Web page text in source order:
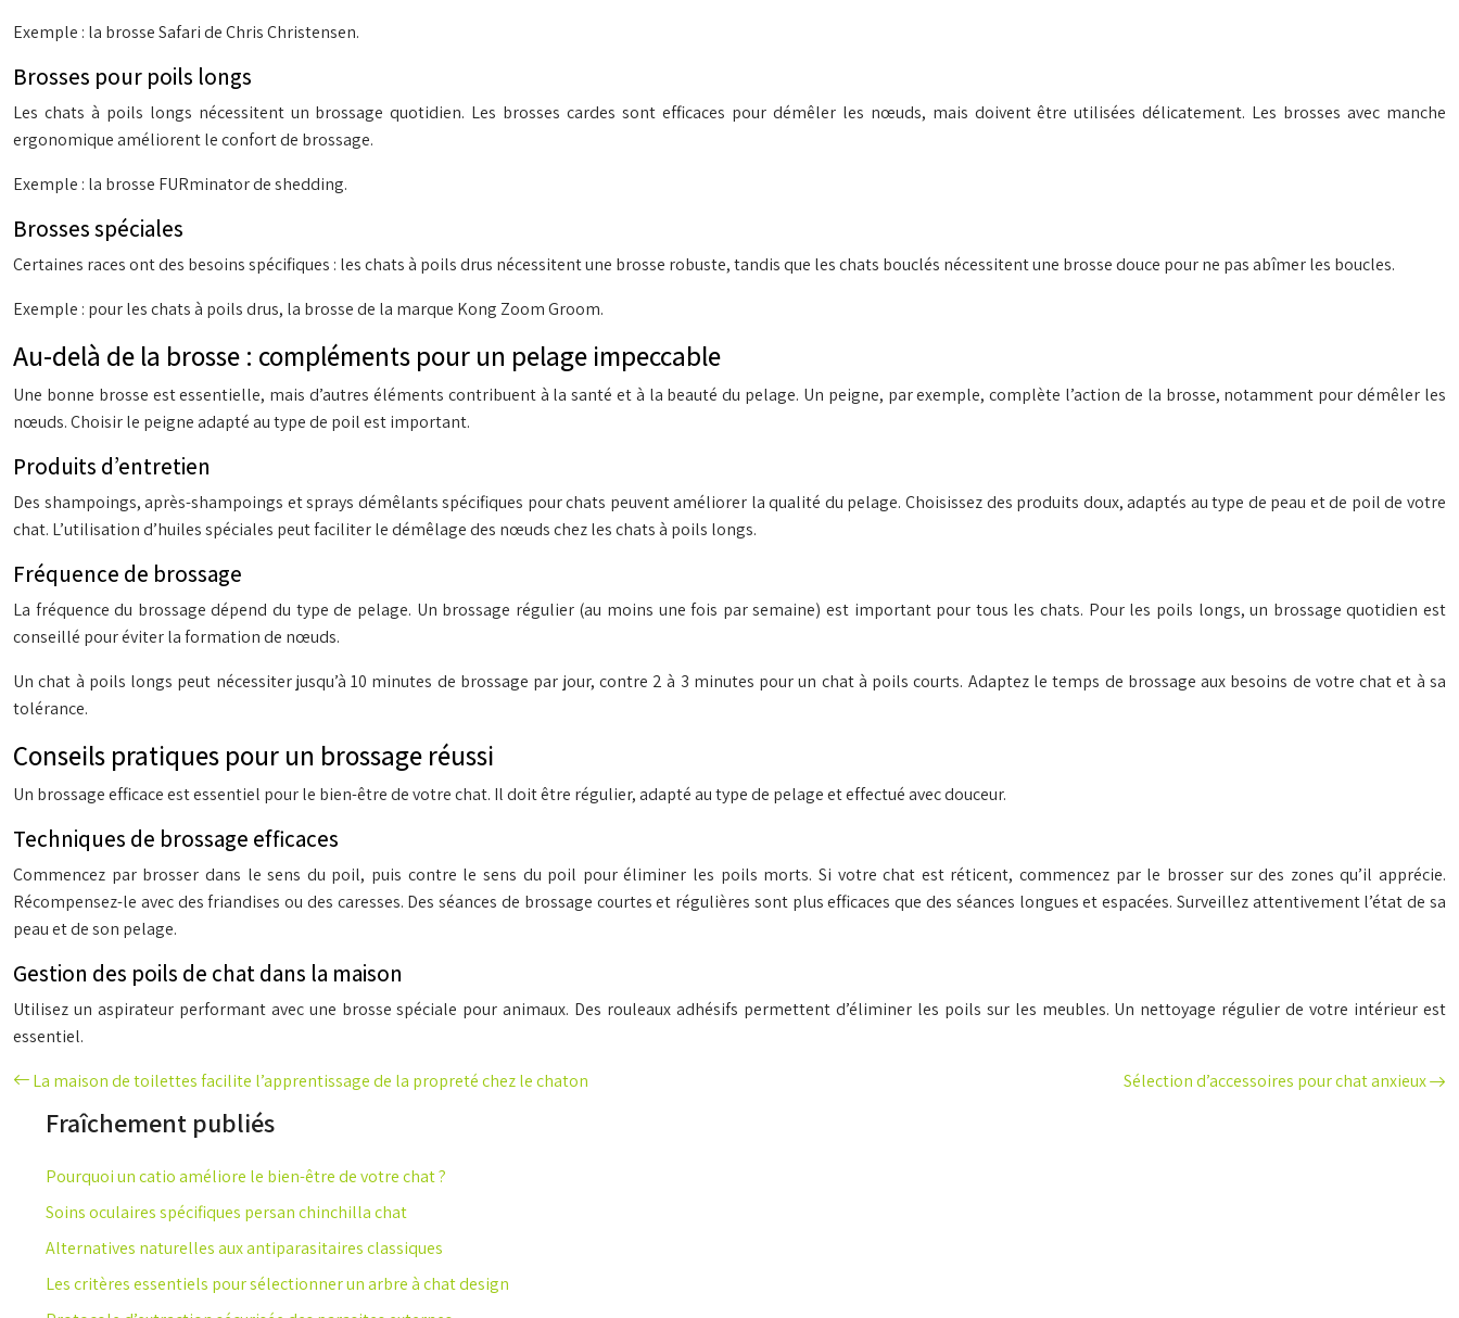
Exemple : la brosse Safari de Chris Christensen.
Brosses pour poils longs
Les chats à poils longs nécessitent un brossage quotidien. Les brosses cardes sont efficaces pour démêler les nœuds, mais doivent être utilisées délicatement. Les brosses avec manche
ergonomique améliorent le confort de brossage.
Exemple : la brosse FURminator de shedding.
Brosses spéciales
Certaines races ont des besoins spécifiques : les chats à poils drus nécessitent une brosse robuste, tandis que les chats bouclés nécessitent une brosse douce pour ne pas abîmer les boucles.
Exemple : pour les chats à poils drus, la brosse de la marque Kong Zoom Groom.
Au-delà de la brosse : compléments pour un pelage impeccable
Une bonne brosse est essentielle, mais d’autres éléments contribuent à la santé et à la beauté du pelage. Un peigne, par exemple, complète l’action de la brosse, notamment pour démêler les
nœuds. Choisir le peigne adapté au type de poil est important.
Produits d’entretien
Des shampoings, après-shampoings et sprays démêlants spécifiques pour chats peuvent améliorer la qualité du pelage. Choisissez des produits doux, adaptés au type de peau et de poil de votre
chat. L’utilisation d’huiles spéciales peut faciliter le démêlage des nœuds chez les chats à poils longs.
Fréquence de brossage
La fréquence du brossage dépend du type de pelage. Un brossage régulier (au moins une fois par semaine) est important pour tous les chats. Pour les poils longs, un brossage quotidien est
conseillé pour éviter la formation de nœuds.
Un chat à poils longs peut nécessiter jusqu’à 10 minutes de brossage par jour, contre 2 à 3 minutes pour un chat à poils courts. Adaptez le temps de brossage aux besoins de votre chat et à sa
tolérance.
Conseils pratiques pour un brossage réussi
Un brossage efficace est essentiel pour le bien-être de votre chat. Il doit être régulier, adapté au type de pelage et effectué avec douceur.
Techniques de brossage efficaces
Commencez par brosser dans le sens du poil, puis contre le sens du poil pour éliminer les poils morts. Si votre chat est réticent, commencez par le brosser sur des zones qu’il apprécie.
Récompensez-le avec des friandises ou des caresses. Des séances de brossage courtes et régulières sont plus efficaces que des séances longues et espacées. Surveillez attentivement l’état de sa
peau et de son pelage.
Gestion des poils de chat dans la maison
Utilisez un aspirateur performant avec une brosse spéciale pour animaux. Des rouleaux adhésifs permettent d’éliminer les poils sur les meubles. Un nettoyage régulier de votre intérieur est
essentiel.
La maison de toilettes facilite l’apprentissage de la propreté chez le chaton
Sélection d’accessoires pour chat anxieux
Fraîchement publiés
Pourquoi un catio améliore le bien-être de votre chat ?
Soins oculaires spécifiques persan chinchilla chat
Alternatives naturelles aux antiparasitaires classiques
Les critères essentiels pour sélectionner un arbre à chat design